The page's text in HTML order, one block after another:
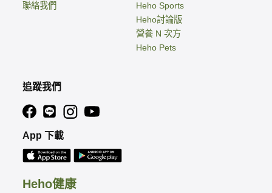
Heho健康
聯絡我們
Heho Sports
Heho討論版
營養 N 次方
Heho Pets
追蹤我們
App 下載